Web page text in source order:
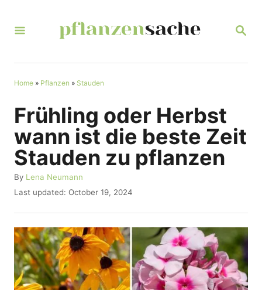
S
R
Home » Pflanzen » Stauden
Frühling oder Herbst
wann ist die beste Zeit
Stauden zu pflanzen
By A
u
h
o
r
Lena Neumann
P
s
t
e
d
o
n
Last updated: October 19, 2024